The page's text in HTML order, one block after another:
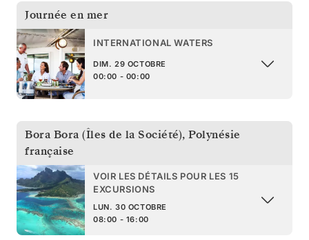
Journée en mer
INTERNATIONAL WATERS
DIM. 29 OCTOBRE
00:00 - 00:00
Bora Bora (Îles de la Société), Polynésie
française
VOIR LES DÉTAILS POUR LES 15
EXCURSIONS
LUN. 30 OCTOBRE
08:00 - 16:00